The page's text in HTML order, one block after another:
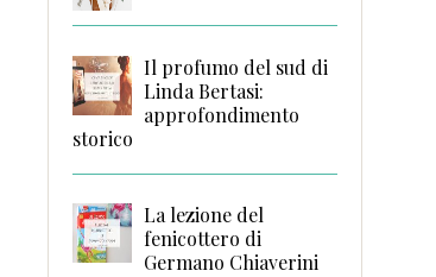
Il profumo del sud di
Linda Bertasi:
approfondimento
storico
La lezione del
fenicottero di
Germano Chiaverini